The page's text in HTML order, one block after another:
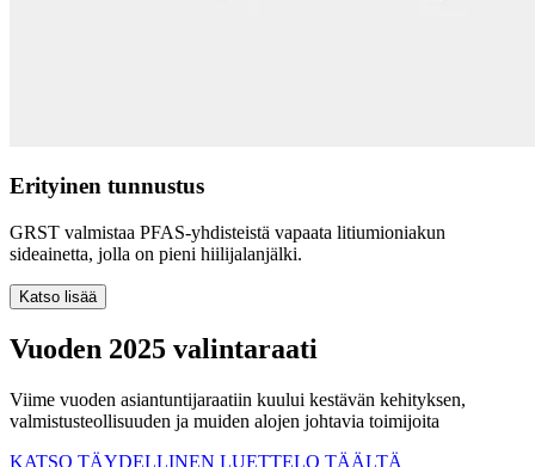
Erityinen tunnustus
GRST valmistaa PFAS-yhdisteistä vapaata litiumioniakun
sideainetta, jolla on pieni hiilijalanjälki.
Katso lisää
Vuoden 2025 valintaraati
Viime vuoden asiantuntijaraatiin kuului kestävän kehityksen,
valmistusteollisuuden ja muiden alojen johtavia toimijoita
KATSO TÄYDELLINEN LUETTELO TÄÄLTÄ